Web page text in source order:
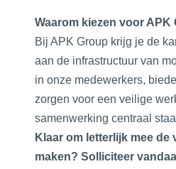
Waarom kiezen voor APK
Bij APK Group krijg je de
aan de infrastructuur van
in onze medewerkers,
zorgen voor een veilige
samenwerking centraal
Klaar om letterlijk mee de
maken? Solliciteer